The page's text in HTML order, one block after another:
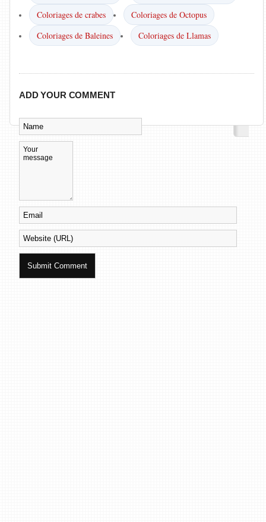
Coloriages de crabes
Coloriages de Octopus
Coloriages de Baleines
Coloriages de Llamas
ADD YOUR COMMENT